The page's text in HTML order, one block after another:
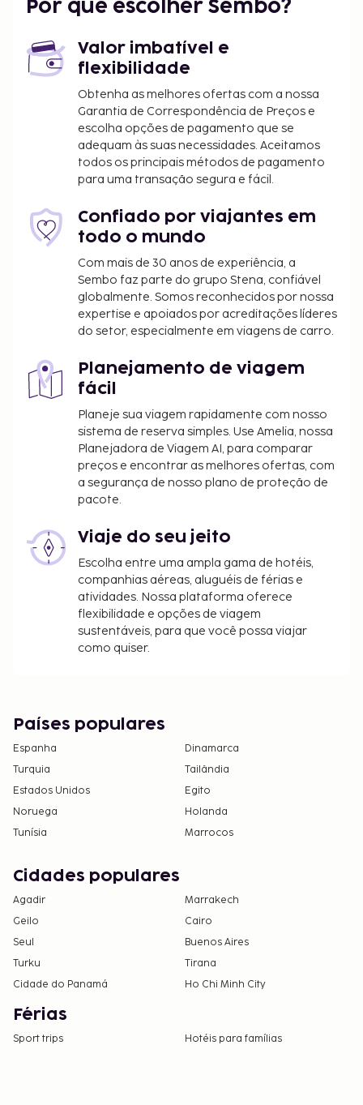
Por que escolher Sembo?
Valor imbatível e
flexibilidade
Obtenha as melhores ofertas com a nossa
Garantia de Correspondência de Preços e
escolha opções de pagamento que se
adequam às suas necessidades. Aceitamos
todos os principais métodos de pagamento
para uma transação segura e fácil.
Confiado por viajantes em
todo o mundo
Com mais de 30 anos de experiência, a
Sembo faz parte do grupo Stena, confiável
globalmente. Somos reconhecidos por nossa
expertise e apoiados por acreditações líderes
do setor, especialmente em viagens de carro.
Planejamento de viagem
fácil
Planeje sua viagem rapidamente com nosso
sistema de reserva simples. Use Amelia, nossa
Planejadora de Viagem AI, para comparar
preços e encontrar as melhores ofertas, com
a segurança de nosso plano de proteção de
pacote.
Viaje do seu jeito
Escolha entre uma ampla gama de hotéis,
companhias aéreas, aluguéis de férias e
atividades. Nossa plataforma oferece
flexibilidade e opções de viagem
sustentáveis, para que você possa viajar
como quiser.
Países populares
Espanha
Dinamarca
Turquia
Tailândia
Estados Unidos
Egito
Noruega
Holanda
Tunísia
Marrocos
Cidades populares
Agadir
Marrakech
Geilo
Cairo
Seul
Buenos Aires
Turku
Tirana
Cidade do Panamá
Ho Chi Minh City
Férias
Sport trips Hotéis para famílias